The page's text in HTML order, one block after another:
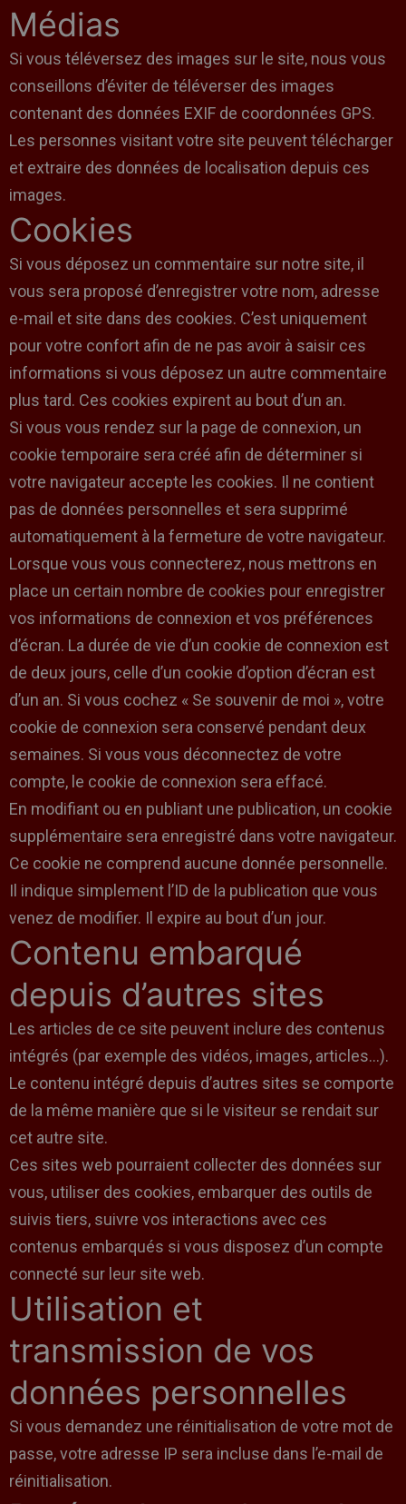
Médias
Si vous téléversez des images sur le site, nous vous
conseillons d’éviter de téléverser des images
contenant des données EXIF de coordonnées GPS.
Les personnes visitant votre site peuvent télécharger
et extraire des données de localisation depuis ces
images.
Cookies
Si vous déposez un commentaire sur notre site, il
vous sera proposé d’enregistrer votre nom, adresse
e-mail et site dans des cookies. C’est uniquement
pour votre confort afin de ne pas avoir à saisir ces
informations si vous déposez un autre commentaire
plus tard. Ces cookies expirent au bout d’un an.
Si vous vous rendez sur la page de connexion, un
cookie temporaire sera créé afin de déterminer si
votre navigateur accepte les cookies. Il ne contient
pas de données personnelles et sera supprimé
automatiquement à la fermeture de votre navigateur.
Lorsque vous vous connecterez, nous mettrons en
place un certain nombre de cookies pour enregistrer
vos informations de connexion et vos préférences
d’écran. La durée de vie d’un cookie de connexion est
de deux jours, celle d’un cookie d’option d’écran est
d’un an. Si vous cochez « Se souvenir de moi », votre
cookie de connexion sera conservé pendant deux
semaines. Si vous vous déconnectez de votre
compte, le cookie de connexion sera effacé.
En modifiant ou en publiant une publication, un cookie
supplémentaire sera enregistré dans votre navigateur.
Ce cookie ne comprend aucune donnée personnelle.
Il indique simplement l’ID de la publication que vous
venez de modifier. Il expire au bout d’un jour.
Contenu embarqué
depuis d’autres sites
Les articles de ce site peuvent inclure des contenus
intégrés (par exemple des vidéos, images, articles…).
Le contenu intégré depuis d’autres sites se comporte
de la même manière que si le visiteur se rendait sur
cet autre site.
Ces sites web pourraient collecter des données sur
vous, utiliser des cookies, embarquer des outils de
suivis tiers, suivre vos interactions avec ces
contenus embarqués si vous disposez d’un compte
connecté sur leur site web.
Utilisation et
transmission de vos
données personnelles
Si vous demandez une réinitialisation de votre mot de
passe, votre adresse IP sera incluse dans l’e-mail de
réinitialisation.